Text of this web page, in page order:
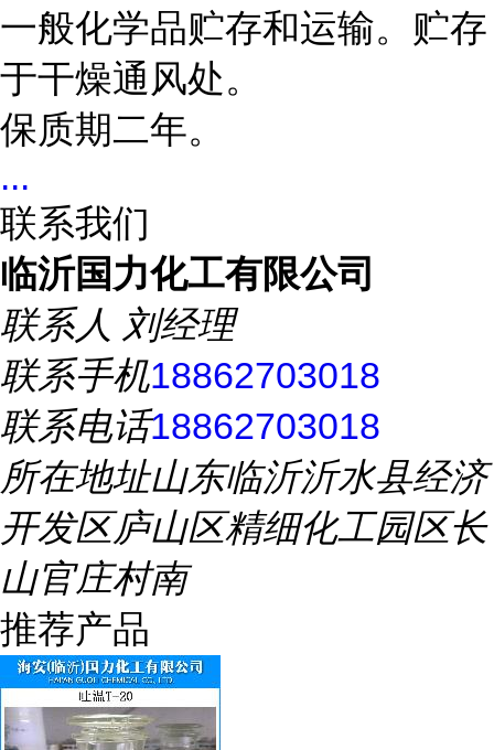
一般化学品贮存和运输。贮存
于干燥通风处。
保质期二年。
...
联系我们
临沂国力化工有限公司
联系人 刘经理
联系手机18862703018
联系电话18862703018
所在地址山东临沂沂水县经济
开发区庐山区精细化工园区长
山官庄村南
推荐产品